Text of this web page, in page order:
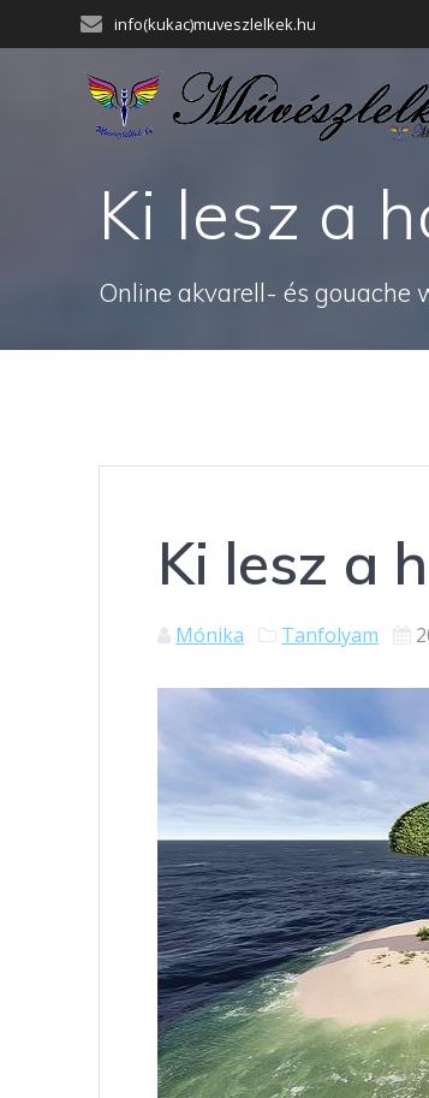
to
info(kukac)muveszlelkek.hu
Ki lesz a
Online akvarell- és gouache
Ki lesz a
Mónika Tanfolyam